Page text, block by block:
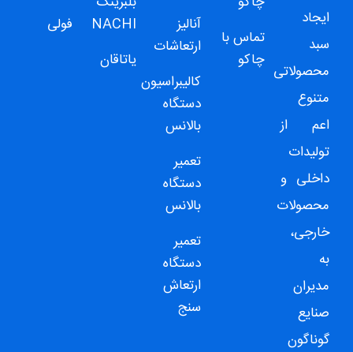
ایجاد
سبد
محصولاتی
متنوع
اعم از
تولیدات
داخلی و
محصولات
خارجی،
به
مدیران
صنایع
گوناگون
تماس با
چاکو
آنالیز
ارتعاشات
کالیبراسیون
دستگاه
بالانس
تعمیر
دستگاه
بالانس
تعمیر
دستگاه
ارتعاش
سنج
NACHI
یاتاقان
فولی